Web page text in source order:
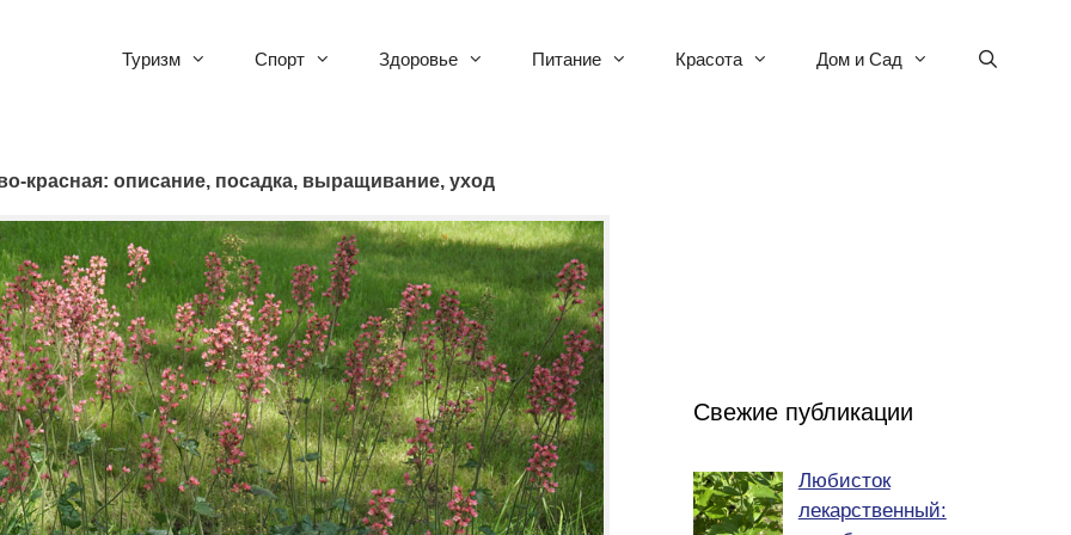
Туризм Спорт Здоровье Питание Красота Дом и Сад
красная: описание, посадка, выращивание, уход
Свежие публикации
Любисток
лекарственный: